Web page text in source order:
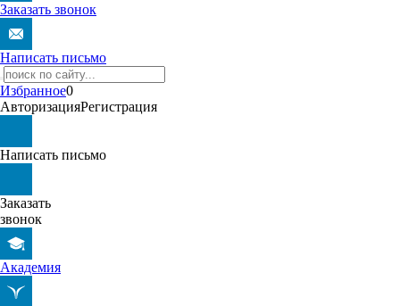
Заказать звонок
Написать письмо
Избранное0
АвторизацияРегистрация
Написать письмо
Заказать
звонок
Академия